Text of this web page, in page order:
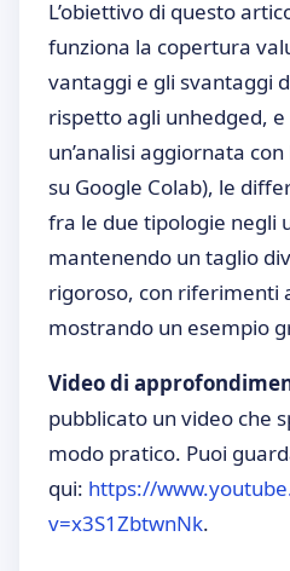
L’obiettivo di questo
funziona la copertura
vantaggi e gli svantaggi
rispetto agli unhedged,
un’analisi aggiornata
su Google Colab), le
fra le due tipologie negli
mantenendo un taglio
rigoroso, con riferimenti
mostrando un esempio
Video di
pubblicato un video che
modo pratico. Puoi
qui: https://
v=x3S1ZbtwnNk.